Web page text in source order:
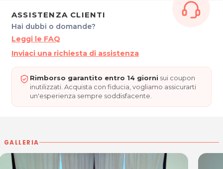
FR. Rorai grande
33170 PORDENONE
Tel.3440507403
Per ulteriori informazioni sull'offerta o sulle modalità di acquisto
ASSISTENZA CLIENTI
Hai dubbi o domande?
Leggi le FAQ
Inviaci una richiesta di assistenza
Rimborso garantito entro 14 giorni sui coupon
inutilizzati. Acquista con fiducia, vogliamo assicurarti
un'esperienza sempre soddisfacente.
GALLERIA